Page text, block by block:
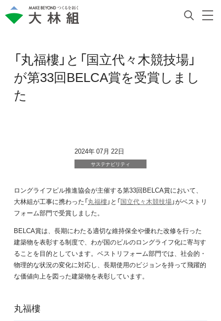
「丸福樓」と「国立代々木競技場」
が第33回BELCA賞を受賞しまし
た
2024年 07月 22日
サステナビリティ
ロングライフビル推進協会が主催する第33回BELCA賞において、
大林組が工事に携わった「丸福樓」と「国立代々木競技場」がベストリ
フォーム部門で受賞しました。
BELCA賞は、長期にわたる適切な維持保全や優れた改修を行った
建築物を表彰する制度で、わが国のビルのロングライフ化に寄与す
ることを目的としています。ベストリフォーム部門では、社会的・
物理的な状況の変化に対応し、長期使用のビジョンを持って飛躍的
な価値向上を図った建築物を表彰しています。
丸福樓